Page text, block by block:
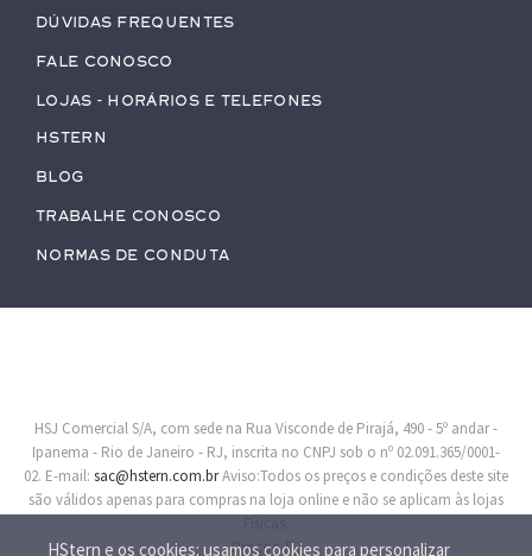
HStern e os cookies: usamos cookies para personalizar
Dúvidas Frequentes
Fale conosco
Lojas - Horários e Telefones
HStern
Blog
Trabalhe conosco
Normas de Conduta
HSJ Comercial S/A, com sede na Rua Visconde de Pirajá, 490 - 5º andar -
Ipanema - Rio de Janeiro - RJ, inscrita no CNPJ sob o nº 02.091.365/0001-
02. E-mail: sac@hstern.com.brAviso:Todos os preços e condições deste site
são válidos apenas para compras na loja online e não se aplicam às lojas
Procon-RJ